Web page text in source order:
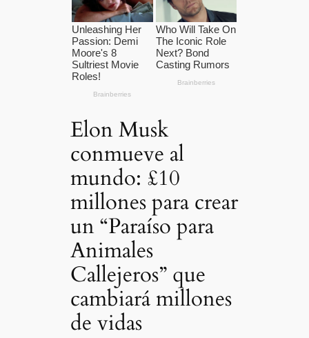
Elon Musk
conmueve al
mundo: £10
millones para crear
un “Paraíso para
Animales
Callejeros” que
cambiará millones
de vidas